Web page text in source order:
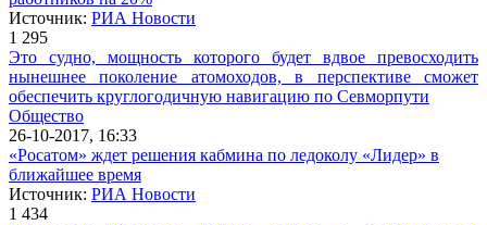
Источник: РИА Новости
1 295
Это судно, мощность которого будет вдвое превосходить
нынешнее поколение атомоходов, в перспективе сможет
обеспечить круглогодичную навигацию по Севморпути
Общество
26-10-2017, 16:33
«Росатом» ждет решения кабмина по ледоколу «Лидер» в
ближайшее время
Источник: РИА Новости
1 434